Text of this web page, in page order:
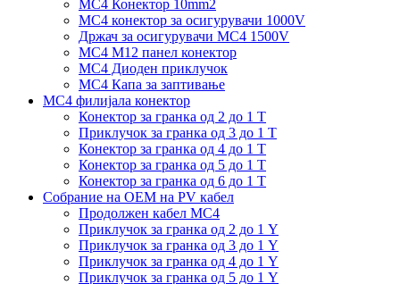
MC4 Конектор 10mm2
MC4 конектор за осигурувачи 1000V
Држач за осигурувачи MC4 1500V
MC4 M12 панел конектор
MC4 Диоден приклучок
MC4 Капа за заптивање
MC4 филијала конектор
Конектор за гранка од 2 до 1 Т
Приклучок за гранка од 3 до 1 Т
Конектор за гранка од 4 до 1 Т
Конектор за гранка од 5 до 1 Т
Конектор за гранка од 6 до 1 Т
Собрание на ОЕМ на PV кабел
Продолжен кабел MC4
Приклучок за гранка од 2 до 1 Y
Приклучок за гранка од 3 до 1 Y
Приклучок за гранка од 4 до 1 Y
Приклучок за гранка од 5 до 1 Y